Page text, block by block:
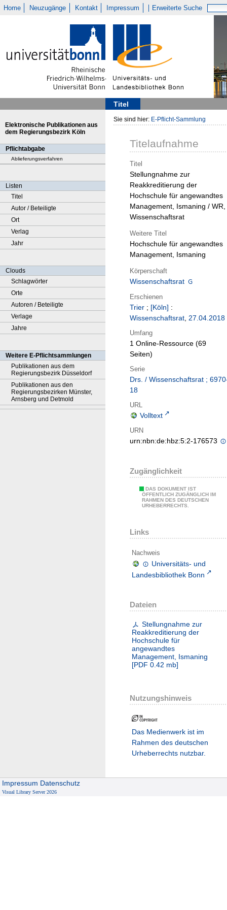
Home Neuzugänge Kontakt Impressum Erweiterte Suche
Titel
Elektronische Publikationen aus
dem Regierungsbezirk Köln
Pflichtabgabe
Ablieferungsverfahren
Listen
Titel
Autor / Beteiligte
Ort
Verlag
Jahr
Clouds
Schlagwörter
Orte
Autoren / Beteiligte
Verlage
Jahre
Weitere E-Pflichtsammlungen
Publikationen aus dem
Regierungsbezirk Düsseldorf
Publikationen aus den
Regierungsbezirken Münster,
Arnsberg und Detmold
Sie sind hier: E-Pflicht-Sammlung
Titelaufnahme
Titel
Stellungnahme zur
Reakkreditierung der
Hochschule für angewandtes
Management, Ismaning / WR,
Wissenschaftsrat
Weitere Titel
Hochschule für angewandtes
Management, Ismaning
Körperschaft
Wissenschaftsrat
Erschienen
Trier ; [Köln] :
Wissenschaftsrat, 27.04.2018
Umfang
1 Online-Ressource (69
Seiten)
Serie
Drs. / Wissenschaftsrat ;
18
URL
Volltext
URN
urn:nbn:de:hbz:5:2-176573
Zugänglichkeit
DAS DOKUMENT IST
ÖFFENTLICH ZUGÄNGLICH IM
RAHMEN DES DEUTSCHEN
URHEBERRECHTS.
Links
Nachweis
Universitäts- und
Landesbibliothek Bonn
Dateien
Stellungnahme zur
Reakkreditierung der
Hochschule für
angewandtes
Management, Ismaning
[PDF 0.42 mb]
Nutzungshinweis
Das Medienwerk ist im
Rahmen des deutschen
Urheberrechts nutzbar.
Impressum Datenschutz
Visual Library Server 2026